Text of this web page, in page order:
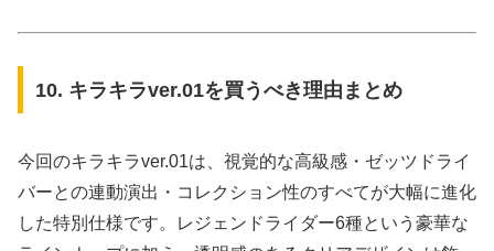
10. キラキラver.01を買うべき理由まとめ
今回のキラキラver.01は、視覚的な高級感・ゼッツドライ
バーとの連動演出・コレクション性のすべてが大幅に進化
した特別仕様です。レジェンドライダー6種という豪華な